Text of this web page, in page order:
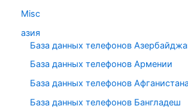
Misc
азия
База данных телефонов
База данных телефонов Армении
База данных телефонов Афганистана
База данных телефонов Бангладеш